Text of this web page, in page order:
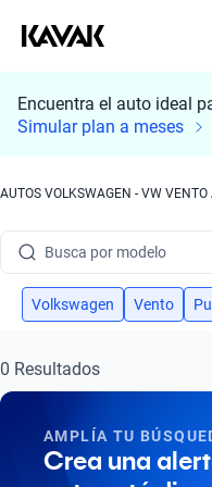
Encuentra el auto ideal
Simular plan a meses
AUTOS VOLKSWAGEN - VW
Busca por modelo
Busca por versión
Busca por marca
Busca por modelo
Volkswagen Vento
0 Resultados
AMPLÍA TU
Crea una